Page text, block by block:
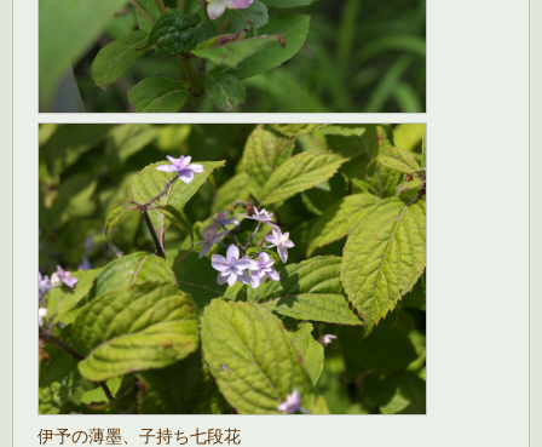
伊予の薄墨、子持ち七段花